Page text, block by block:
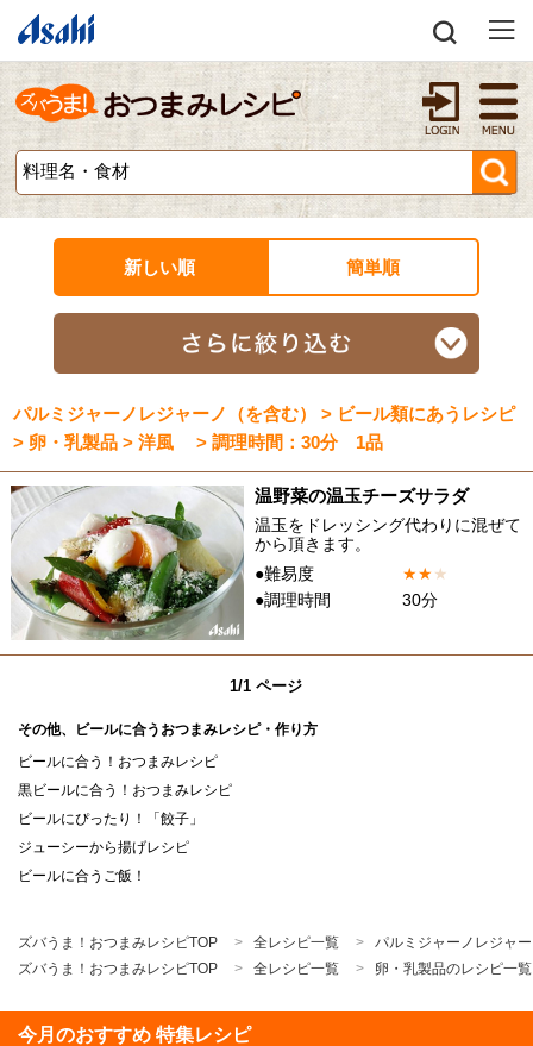
新しい順 簡単順
パルミジャーノレジャーノ（を含む） > ビール類にあうレシピ
> 卵・乳製品 > 洋風 > 調理時間：30分 1品
温野菜の温玉チーズサラダ
温玉をドレッシング代わりに混ぜて
から頂きます。
●難易度
★★★
●調理時間
30分
1/1 ページ
その他、ビールに合うおつまみレシピ・作り方
ビールに合う！おつまみレシピ
黒ビールに合う！おつまみレシピ
ビールにぴったり！「餃子」
ジューシーから揚げレシピ
ビールに合うご飯！
ズバうま！おつまみレシピTOP 全レシピ一覧
パルミジャーノレジャ
ズバうま！おつまみレシピTOP
全レシピ一覧 卵・乳製品のレシピ一覧
今月のおすすめ 特集レシピ